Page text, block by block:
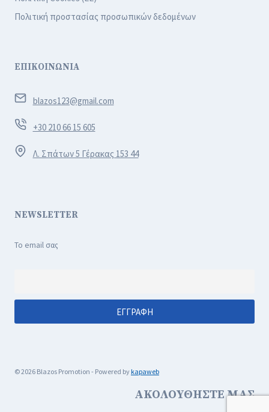
Πολιτική προστασίας προσωπικών δεδομένων
ΕΠΙΚΟΙΝΩΝΙΑ
blazos123@gmail.com
+30 210 66 15 605
Λ. Σπάτων 5 Γέρακας 153 44
NEWSLETTER
Το email σας
© 2026 Blazos Promotion - Powered by kapaweb
ΑΚΟΛΟΥΘΗΣΤΕ ΜΑΣ